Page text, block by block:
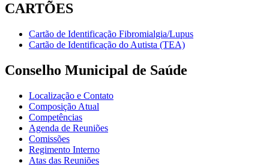
CARTÕES
Cartão de Identificação Fibromialgia/Lupus
Cartão de Identificação do Autista (TEA)
Conselho Municipal de Saúde
Localização e Contato
Composição Atual
Competências
Agenda de Reuniões
Comissões
Regimento Interno
Atas das Reuniões